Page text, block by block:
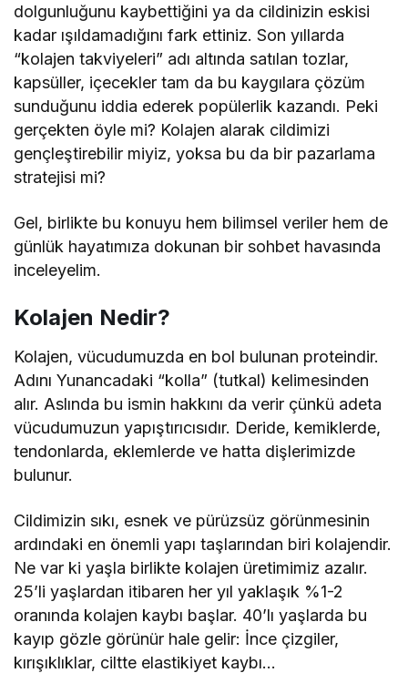
dolgunluğunu kaybettiğini ya da cildinizin eskisi
kadar ışıldamadığını fark ettiniz. Son yıllarda
“kolajen takviyeleri” adı altında satılan tozlar,
kapsüller, içecekler tam da bu kaygılara çözüm
sunduğunu iddia ederek popülerlik kazandı. Peki
gerçekten öyle mi? Kolajen alarak cildimizi
gençleştirebilir miyiz, yoksa bu da bir pazarlama
stratejisi mi?
Gel, birlikte bu konuyu hem bilimsel veriler hem de
günlük hayatımıza dokunan bir sohbet havasında
inceleyelim.
Kolajen Nedir?
Kolajen, vücudumuzda en bol bulunan proteindir.
Adını Yunancadaki “kolla” (tutkal) kelimesinden
alır. Aslında bu ismin hakkını da verir çünkü adeta
vücudumuzun yapıştırıcısıdır. Deride, kemiklerde,
tendonlarda, eklemlerde ve hatta dişlerimizde
bulunur.
Cildimizin sıkı, esnek ve pürüzsüz görünmesinin
ardındaki en önemli yapı taşlarından biri kolajendir.
Ne var ki yaşla birlikte kolajen üretimimiz azalır.
25’li yaşlardan itibaren her yıl yaklaşık %1-2
oranında kolajen kaybı başlar. 40’lı yaşlarda bu
kayıp gözle görünür hale gelir: İnce çizgiler,
kırışıklıklar, ciltte elastikiyet kaybı…